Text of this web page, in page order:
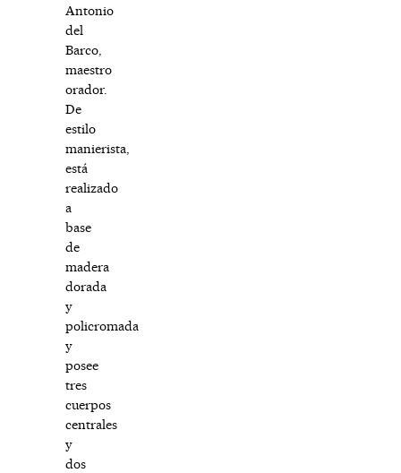
Antonio
del
Barco,
maestro
orador.
De
estilo
manierista,
está
realizado
a
base
de
madera
dorada
y
policromada
y
posee
tres
cuerpos
centrales
y
dos